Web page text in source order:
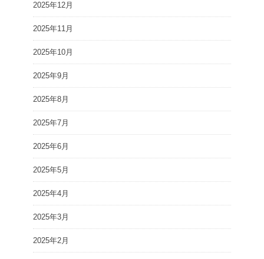
2025年12月
2025年11月
2025年10月
2025年9月
2025年8月
2025年7月
2025年6月
2025年5月
2025年4月
2025年3月
2025年2月